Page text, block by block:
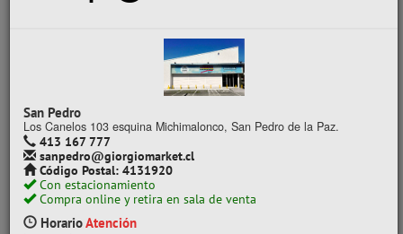
San Pedro
Los Canelos 103 esquina Michimalonco, San Pedro de la Paz.
413 167 777
sanpedro@giorgiomarket.cl
Código Postal: 4131920
Con estacionamiento
Compra online y retira en sala de venta
HorarioAtención
PAPEL DIAMANTE
PAPEL ENTRETENIDO
PAPEL FOTOGRÁFICO
PAPEL HILADO
PAPEL KRAFT
PAPEL LUSTRE